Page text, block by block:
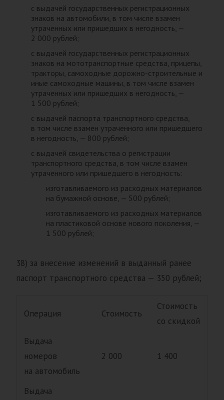
с выдачей государственных регистрационных
знаков на автомобили, в том числе взамен
утраченных или пришедших в негодность, —
2 000 рублей;
с выдачей государственных регистрационных
знаков на мототранспортные средства, прицепы,
тракторы, самоходные дорожно-строительные и
иные самоходные машины, в том числе взамен
утраченных или пришедших в негодность, —
1 500 рублей;
с выдачей паспорта транспортного средства,
в том числе взамен утраченного или пришедшего
в негодность, — 800 рублей;
с выдачей свидетельства о регистрации
транспортного средства, в том числе взамен
утраченного или пришедшего в негодность:
изготавливаемого из расходных материалов
на бумажной основе, — 500 рублей;
изготавливаемого из расходных материалов
на пластиковой основе нового поколения, —
1 500 рублей;
38) за внесение изменений в выданный ранее
паспорт транспортного средства — 350 рублей;
Операция Стоимость
Стоимость
со скидкой
Выдача
номеров
на автомобиль
2 000 1 400
Выдача